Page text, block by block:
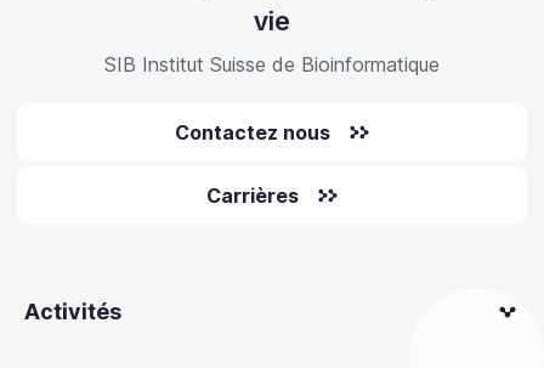
vie
SIB Institut Suisse de Bioinformatique
Contactez nous
Carrières
Activités